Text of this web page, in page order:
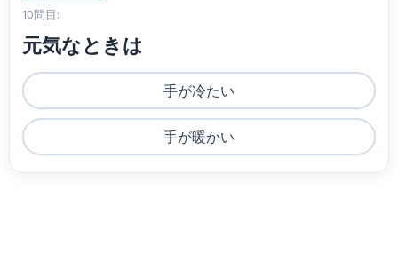
10問目:
元気なときは
手が冷たい
手が暖かい